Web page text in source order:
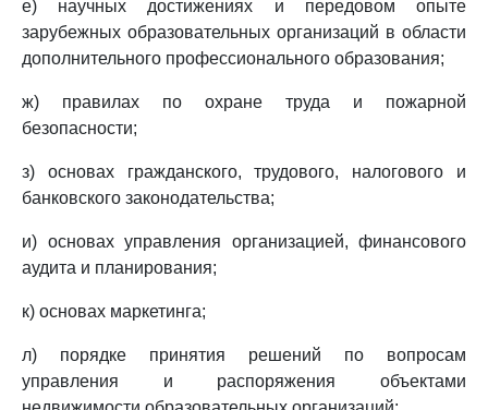
е) научных достижениях и передовом опыте
зарубежных образовательных организаций в области
дополнительного профессионального образования;
ж) правилах по охране труда и пожарной
безопасности;
з) основах гражданского, трудового, налогового и
банковского законодательства;
и) основах управления организацией, финансового
аудита и планирования;
к) основах маркетинга;
л) порядке принятия решений по вопросам
управления и распоряжения объектами